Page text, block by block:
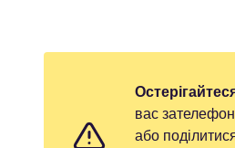
вас
або